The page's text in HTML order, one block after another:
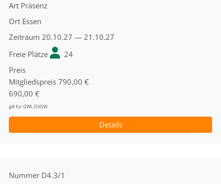
Art Präsenz
Ort Essen
Zeitraum 20.10.27 — 21.10.27
Freie Plätze
24
Preis
Mitgliedspreis 790,00 €
690,00 €
gilt für GWI, DVGW
Details
Nummer D4.3/1